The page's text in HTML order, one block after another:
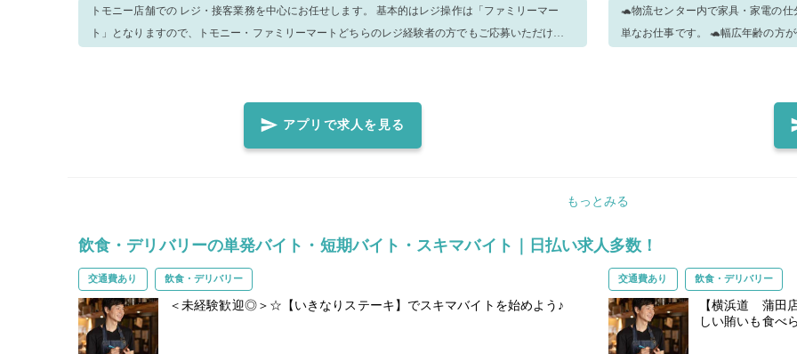
トモニー店舗での レジ・接客業務を中心にお任せします。 基本的はレジ操作は「ファミリーマー
ト」となりますので、トモニー・ファミリーマートどちらのレジ経験者の方でもご応募いただけま
に覆うようにマスクを装着してください。
アプリで求人を見る
🐢物流センター内で家具・家電の
単なお仕事です。 🐢幅広年齢の方
いただいたら最終確定と致します
いた際に当日の詳細をお伝えします。 ーーーーーーー【確認事項】ーーーーーーー ・※安
料レンタル可能 ・メールでのご連
時間】9:00～21:00（日曜日は電話
及び厚生労働省告示に基づき、男
*―*―*―*―*―*―*―*―*―*―*―*―*
ただける方大歓迎♪ 是非他の
もっとみる
飲食・デリバリーの単発バイト・短期バイト・スキマバイト｜日払い求人多数！
交通費あり 飲食・デリバリー
＜未経験歓迎◎＞☆【いきなりステーキ】でスキマバイトを始めよう♪
交通費あり 飲食・デリバリー
【横浜道 蒲田
しい賄いも食べ